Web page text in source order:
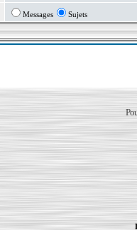
Messages Sujets